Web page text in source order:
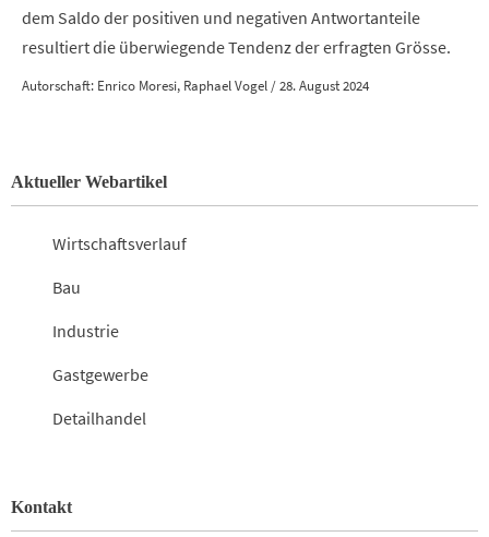
dem Saldo der positiven und negativen Antwortanteile
resultiert die überwiegende Tendenz der erfragten Grösse.
Autorschaft: Enrico Moresi, Raphael Vogel / 28. August 2024
Aktueller Webartikel
Wirtschaftsverlauf
Bau
Industrie
Gastgewerbe
Detailhandel
Kontakt